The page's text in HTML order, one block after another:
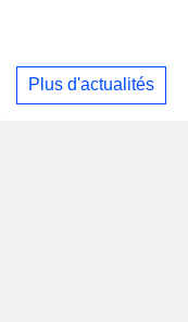
Plus d'actualités